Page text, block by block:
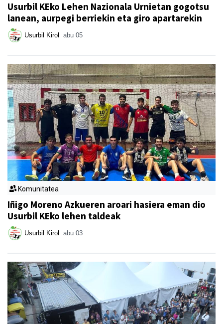
Usurbil KEko Lehen Nazionala Urnietan gogotsu
lanean, aurpegi berriekin eta giro apartarekin
Usurbil Kirol abu 05
Komunitatea
Iñigo Moreno Azkueren aroari hasiera eman dio
Usurbil KEko lehen taldeak
Usurbil Kirol abu 03